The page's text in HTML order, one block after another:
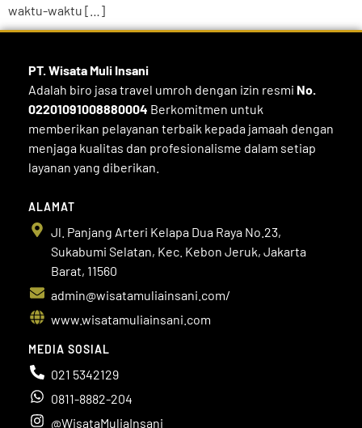
waktu-waktu […]
PT. Wisata Muli Insani
Adalah biro jasa travel umroh dengan izin resmi No.
02201091008880004 Berkomitmen untuk
memberikan pelayanan terbaik kepada jamaah dengan
menjaga kualitas dan profesionalisme dalam setiap
layanan yang diberikan.
ALAMAT
Jl. Panjang Arteri Kelapa Dua Raya No.23,
Sukabumi Selatan, Kec. Kebon Jeruk, Jakarta
Barat, 11560
admin@wisatamuliainsani.com/
www.wisatamuliainsani.com
MEDIA SOSIAL
021 5342129
0811-8882-204
@WisataMuliaInsani